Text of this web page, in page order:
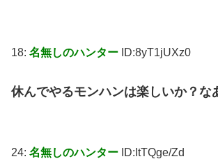
18: 名無しのハンター ID:8yT1jUXz0
休んでやるモンハンは楽しいか？な
24: 名無しのハンター ID:ItTQge/Zd